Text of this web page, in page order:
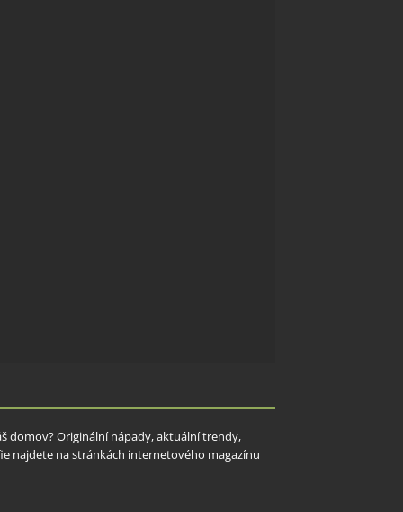
domov? Originální nápady, aktuální trendy,
najdete na stránkách internetového magazínu